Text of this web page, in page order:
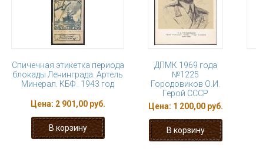
Спичечная этикетка периода
блокады Ленинграда. Артель
Минерал. КБФ . 1943 год
Цена: 2 901,00 руб.
ДПМК 1969 года
№1225
Городовиков О.И.
Герой СССР
Цена: 1 200,00 руб.